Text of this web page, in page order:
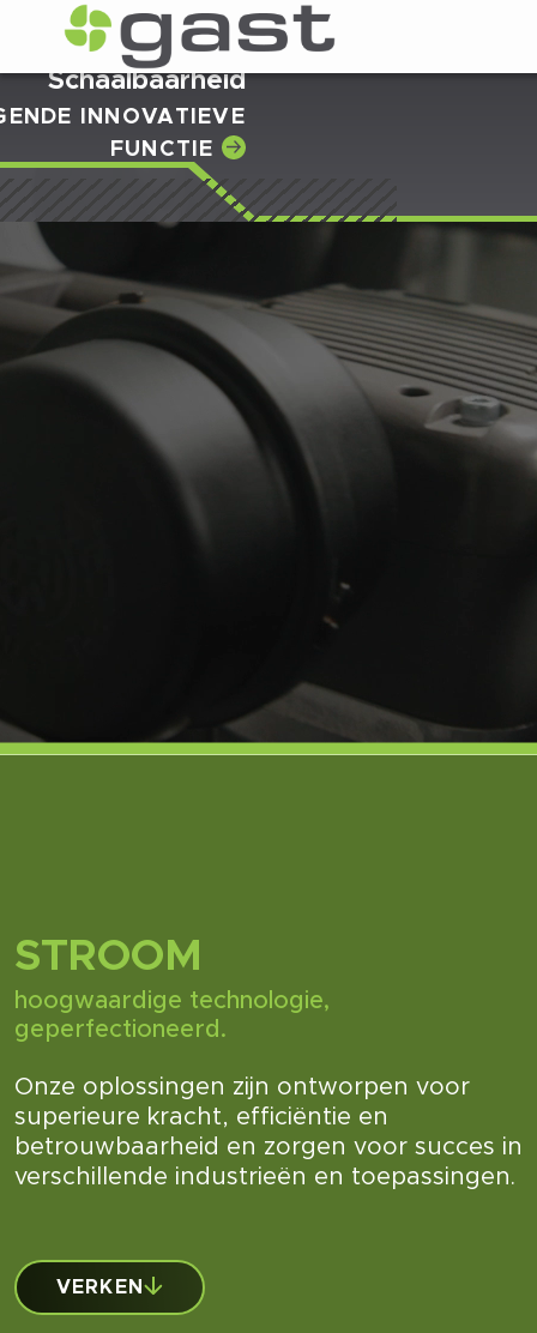
STROOM
hoogwaardige technologie,
geperfectioneerd.
Onze oplossingen zijn ontworpen voor
superieure kracht, efficiëntie en
betrouwbaarheid en zorgen voor succes in
verschillende industrieën en toepassingen.
VERKEN
Schaalbaarheid
INNOVATIEVE
FUNCTIE